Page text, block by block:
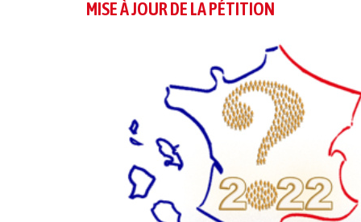
MISE À JOUR DE LA PÉTITION